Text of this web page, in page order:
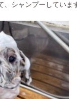
、シャンプーしていま